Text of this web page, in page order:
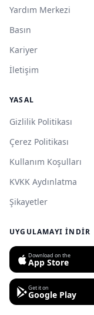
Yardım Merkezi
Basın
Kariyer
İletişim
YASAL
Gizlilik Politikası
Çerez Politikası
Kullanım Koşulları
KVKK Aydınlatma
Şikayetler
UYGULAMAYI İNDIR
Download on the
App Store
Get it on
Google Play